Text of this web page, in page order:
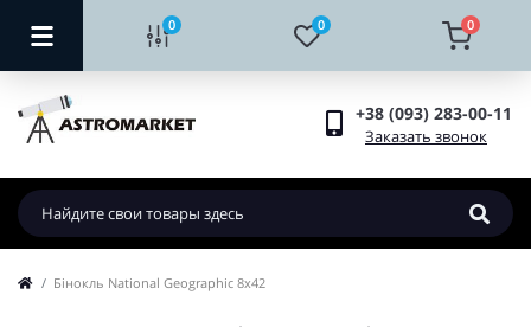
0 0 0
+38 (093) 283-00-11
Заказать звонок
Бiнокль National Geographic 8x42